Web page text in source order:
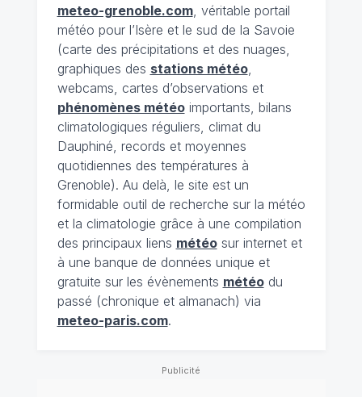
meteo-grenoble.com, véritable portail
météo pour l’Isère et le sud de la Savoie
(carte des précipitations et des nuages,
graphiques des stations météo,
webcams, cartes d’observations et
phénomènes météoimportants, bilans
climatologiques réguliers, climat du
Dauphiné, records et moyennes
quotidiennes des températures à
Grenoble). Au delà, le site est un
formidable outil de recherche sur la météo
et la climatologie grâce à une compilation
des principaux liens météosur internet et
à une banque de données unique et
gratuite sur les évènements météodu
passé (chronique et almanach) via
meteo-paris.com.